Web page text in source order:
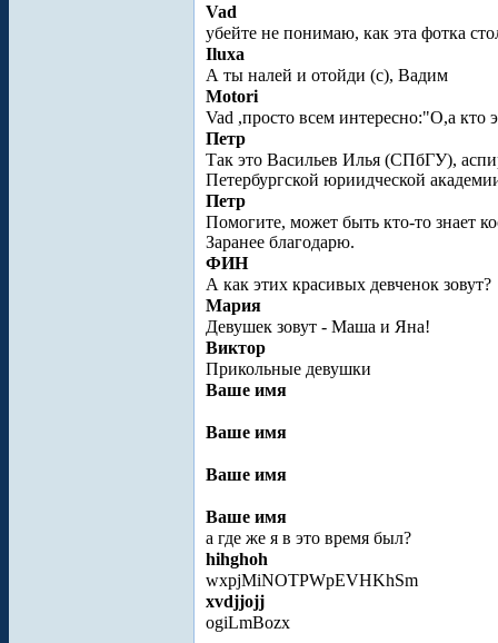
Vad
убейте не понимаю, как эта фотка
Iluxa
А ты налей и отойди (с), Вадим
Motori
Vad ,просто всем интересно:"О,а кто
Петр
Так это Васильев Илья (СПбГУ),
Петербургской юриидческой
Петр
Помогите, может быть кто-то знает
Заранее благодарю.
ФИН
А как этих красивых девченок зовут?
Мария
Девушек зовут - Маша и Яна!
Виктор
Прикольные девушки
Ваше имя
Ваше имя
Ваше имя
Ваше имя
а где же я в это время был?
hihghoh
wxpjMiNOTPWpEVHKhSm
xvdjjojj
ogiLmBozx